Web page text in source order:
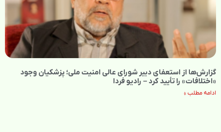
گزارش‌ها از استعفای دبیر شورای عالی امنیت ملی؛ پزشکیان وجود
«اختلافات» را تأیید کرد – رادیو فردا
ادامه مطلب »